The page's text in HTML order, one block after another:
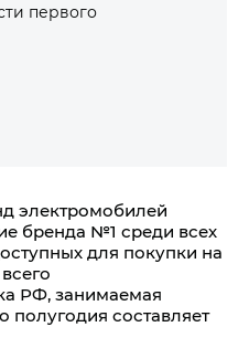
первого
электромобилей
бренда №1 среди всех
для покупки на
РФ, занимаемая
полугодия составляет